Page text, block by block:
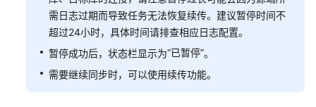
工
需日志过期而导致任务无法恢复续传。建议暂停时间不
超过24小时，具体时间请排查相应日志配置。
暂停成功后，状态栏显示为“已暂停”。
需要继续同步时，可以使用续传功能。